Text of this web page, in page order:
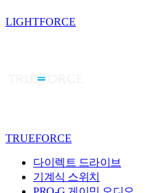
LIGHTFORCE
TRUEFORCE
다이렉트 드라이브
기계식 스위치